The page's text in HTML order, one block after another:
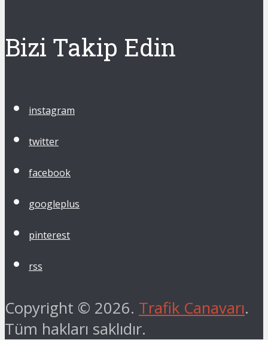
Bizi Takip Edin
instagram
twitter
facebook
googleplus
pinterest
rss
Copyright © 2026. Trafik Canavarı.
Tüm hakları saklıdır.